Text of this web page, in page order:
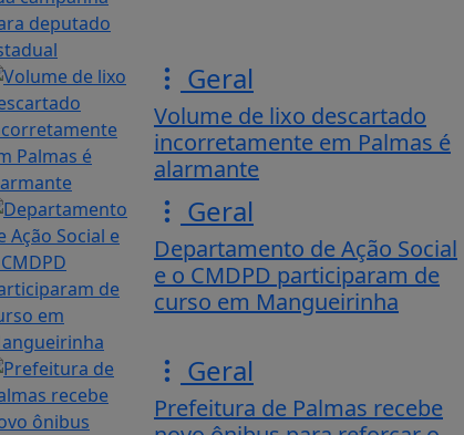
Geral
Volume de lixo descartado
incorretamente em Palmas é
alarmante
Geral
Departamento de Ação Social
e o CMDPD participaram de
curso em Mangueirinha
Geral
Prefeitura de Palmas recebe